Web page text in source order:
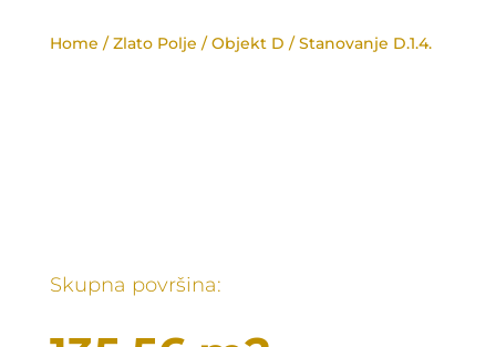
Home /Zlato Polje /Objekt D / Stanovanje D.1.4.
Skupna površina: